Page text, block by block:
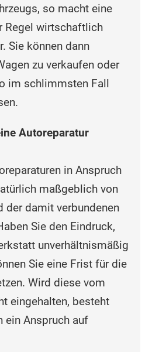
so macht eine
Regel wirtschaftlich
Sie können dann
zu verkaufen oder
im schlimmsten Fall
Autoreparatur
in Anspruch
maßgeblich von
der damit verbundenen
Sie den Eindruck,
unverhältnismäßig
Sie eine Frist für die
Wird diese vom
eingehalten, besteht
ein Anspruch auf